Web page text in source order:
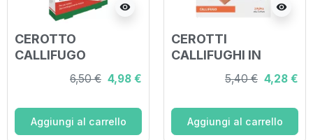
visibility
CEROTTO
CALLIFUGO
ALLGASAN 6 PEZZI
6,50 € 4,98 €
Aggiungi al carrello
visibility
CEROTTI
CALLIFUGHI IN
STRISCIA
CONFEZIONE DA 2
5,40 € 4,28 €
Aggiungi al carrello